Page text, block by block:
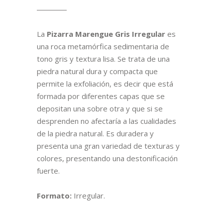
La Pizarra Marengue Gris Irregular es
una roca metamórfica sedimentaria de
tono gris y textura lisa. Se trata de una
piedra natural dura y compacta que
permite la exfoliación, es decir que está
formada por diferentes capas que se
depositan una sobre otra y que si se
desprenden no afectaría a las cualidades
de la piedra natural. Es duradera y
presenta una gran variedad de texturas y
colores, presentando una destonificación
fuerte.
Formato: Irregular.